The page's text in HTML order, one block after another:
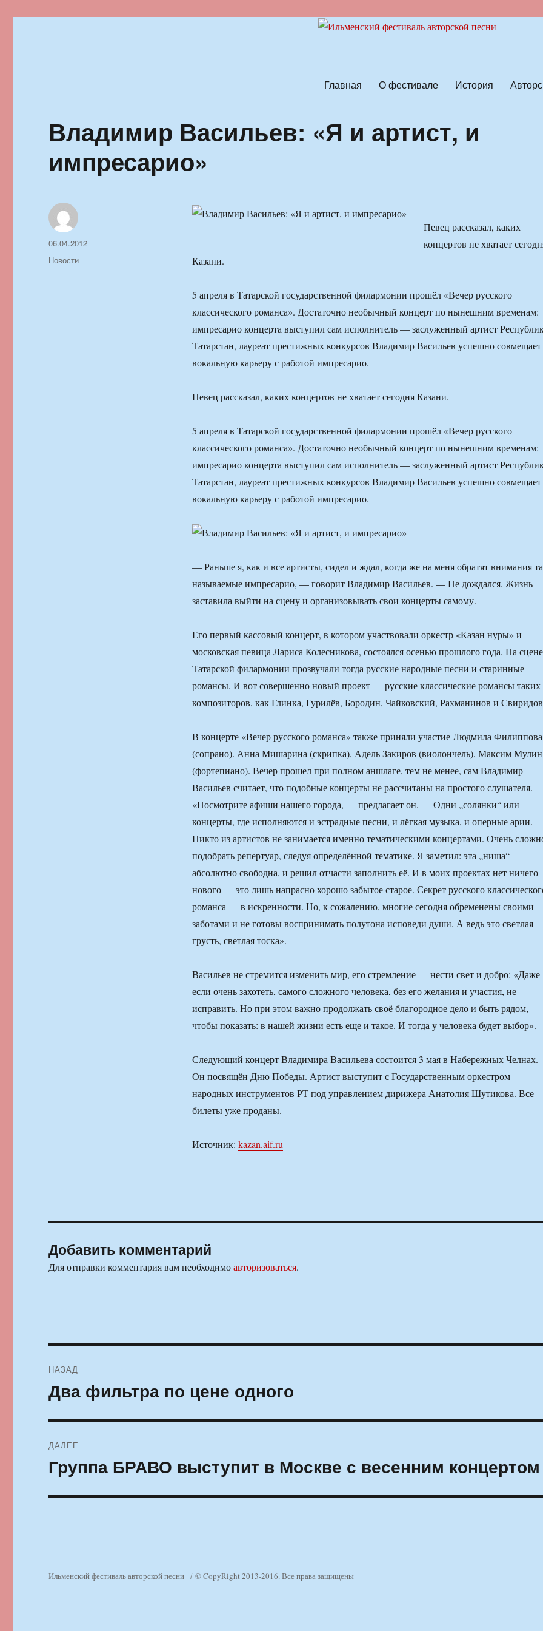
Главная О фестивале История
Владимир Васильев: «Я и артист, и
импресарио»
Певец рассказал, каких
концертов не хватает
Казани.
5 апреля в Татарской государственной филармонии прошёл «Вечер русского
классического романса». Достаточно необычный концерт по нынешним временам:
импресарио концерта выступил сам исполнитель — заслуженный артист
Татарстан, лауреат престижных конкурсов Владимир Васильев успешно совмещает
вокальную карьеру с работой импресарио.
Певец рассказал, каких концертов не хватает сегодня Казани.
5 апреля в Татарской государственной филармонии прошёл «Вечер русского
классического романса». Достаточно необычный концерт по нынешним временам:
импресарио концерта выступил сам исполнитель — заслуженный артист
Татарстан, лауреат престижных конкурсов Владимир Васильев успешно совмещает
вокальную карьеру с работой импресарио.
— Раньше я, как и все артисты, сидел и ждал, когда же на меня обратят внимания
называемые импресарио, — говорит Владимир Васильев. — Не дождался. Жизнь
заставила выйти на сцену и организовывать свои концерты самому.
Его первый кассовый концерт, в котором участвовали оркестр «Казан нуры» и
московская певица Лариса Колесникова, состоялся осенью прошлого года. На сцене
Татарской филармонии прозвучали тогда русские народные песни и старинные
романсы. И вот совершенно новый проект — русские классические романсы таких
композиторов, как Глинка, Гурилёв, Бородин, Чайковский, Рахманинов и
В концерте «Вечер русского романса» также приняли участие Людмила Филиппова
(сопрано). Анна Мишарина (скрипка), Адель Закиров (виолончель), Максим Мулин
(фортепиано). Вечер прошел при полном аншлаге, тем не менее, сам Владимир
Васильев считает, что подобные концерты не рассчитаны на простого слушателя.
«Посмотрите афиши нашего города, — предлагает он. — Одни „солянки“ или
концерты, где исполняются и эстрадные песни, и лёгкая музыка, и оперные арии.
Никто из артистов не занимается именно тематическими концертами. Очень
подобрать репертуар, следуя определённой тематике. Я заметил: эта „ниша“
абсолютно свободна, и решил отчасти заполнить её. И в моих проектах нет ничего
нового — это лишь напрасно хорошо забытое старое. Секрет русского
романса — в искренности. Но, к сожалению, многие сегодня обременены своими
заботами и не готовы воспринимать полутона исповеди души. А ведь это светлая
грусть, светлая тоска».
Васильев не стремится изменить мир, его стремление — нести свет и добро: «Даже
если очень захотеть, самого сложного человека, без его желания и участия, не
исправить. Но при этом важно продолжать своё благородное дело и быть рядом,
чтобы показать: в нашей жизни есть еще и такое. И тогда у человека будет выбор».
Следующий концерт Владимира Васильева состоится 3 мая в Набережных Челнах.
Он посвящён Дню Победы. Артист выступит с Государственным оркестром
народных инструментов РТ под управлением дирижера Анатолия Шутикова. Все
билеты уже проданы.
Источник: kazan.aif.ru
Автор
Опубликовано
06.04.2012
Рубрики
Новости
Добавить комментарий
Для отправки комментария вам необходимоавторизоваться.
по
НАЗАД
Предыдущая
запись:
Два фильтра по цене одного
ДАЛЕЕ
Следующая
запись:
Группа БРАВО выступит в Москве с весенним концертом
Ильменский фестиваль авторской песни © CopyRight 2013-2016. Все права защищены